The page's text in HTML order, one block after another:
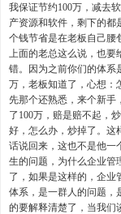
我保证节约100万，减去
产资源和软件，剩下的都
个钱节省是在老板自己腰
上面的老总这么说，也要
错。因为之前你们的体系
万，老板知道了，心想：
先那个还熟悉，来个新手
了100万，赔是赔不起，
好，怎么办，炒掉了。这
话说回来，这也不是他一
生的问题，为什么企业管
了，如果是这样的，企业
体系，是一群人的问题，
的要解释清楚了，当我们